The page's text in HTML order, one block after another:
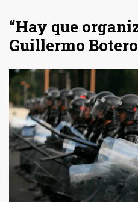
“Hay que
Guillermo Botero